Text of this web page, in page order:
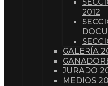
2012
GALERÍA
JURADO
MEDIOS